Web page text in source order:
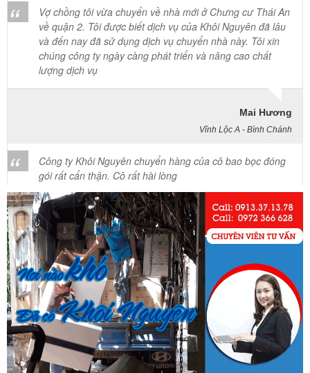
và đến nay đã sử dụng dịch vụ chuyển nhà này. Tôi xin
chúng công ty ngày càng phát triển và nâng cao chất
lượng dịch vụ
Công ty Khôi Nguyên chuyển hàng của cô bao bọc đóng
57 Tây Thạnh, Tân Phú
Khảo sát nhanh, giá cả hợp lý. Nhân viên nhiệt tình. Chúc
công ty ngày càng phát triển. Cảm ơn Khôi Nguyên
Chị Tố Nhi
Tô Hiến Thành - Quận 10